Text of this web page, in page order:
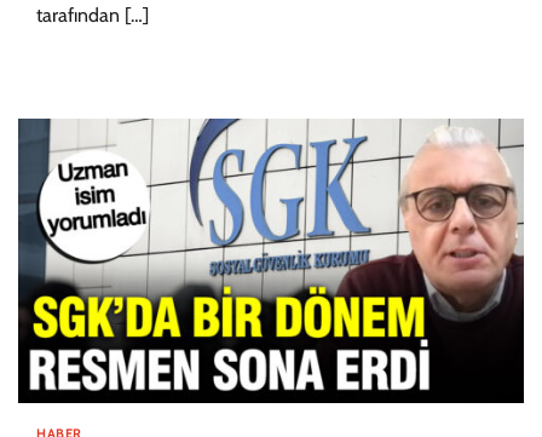
tarafından […]